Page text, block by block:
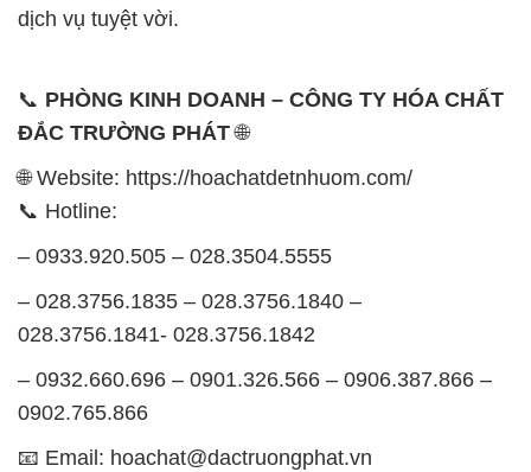
dịch vụ tuyệt vời.
📞 PHÒNG KINH DOANH – CÔNG TY HÓA CHẤT
ĐẮC TRƯỜNG PHÁT🌐
🌐 Website: https://hoachatdetnhuom.com/
📞 Hotline:
– 0933.920.505 – 028.3504.5555
– 028.3756.1835 – 028.3756.1840 –
028.3756.1841- 028.3756.1842
– 0932.660.696 – 0901.326.566 – 0906.387.866 –
0902.765.866
📧 Email: hoachat@dactruongphat.vn